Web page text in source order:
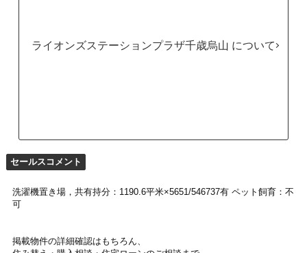
ライオンズステーションプラザ千歳烏山
セールスコメント
洗濯機置き場，共有持分：1190.6平米×5651/546737有 ペット飼育：不
可
掲載物件の詳細確認はもちろん、